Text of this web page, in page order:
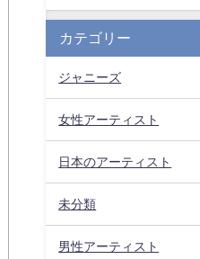
カテゴリー
ジャニーズ
女性アーティスト
日本のアーティスト
未分類
男性アーティスト